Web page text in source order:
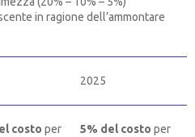
in ragione dell’ammontare
2025
costo per
5% del costo per